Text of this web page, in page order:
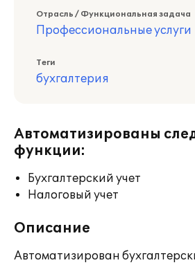
Отрасль / Функциональная задача
Профессиональные услуги
Теги
бухгалтерия
Автоматизированы
функции:
Бухгалтерский учет
Налоговый учет
Описание
Автоматизирован